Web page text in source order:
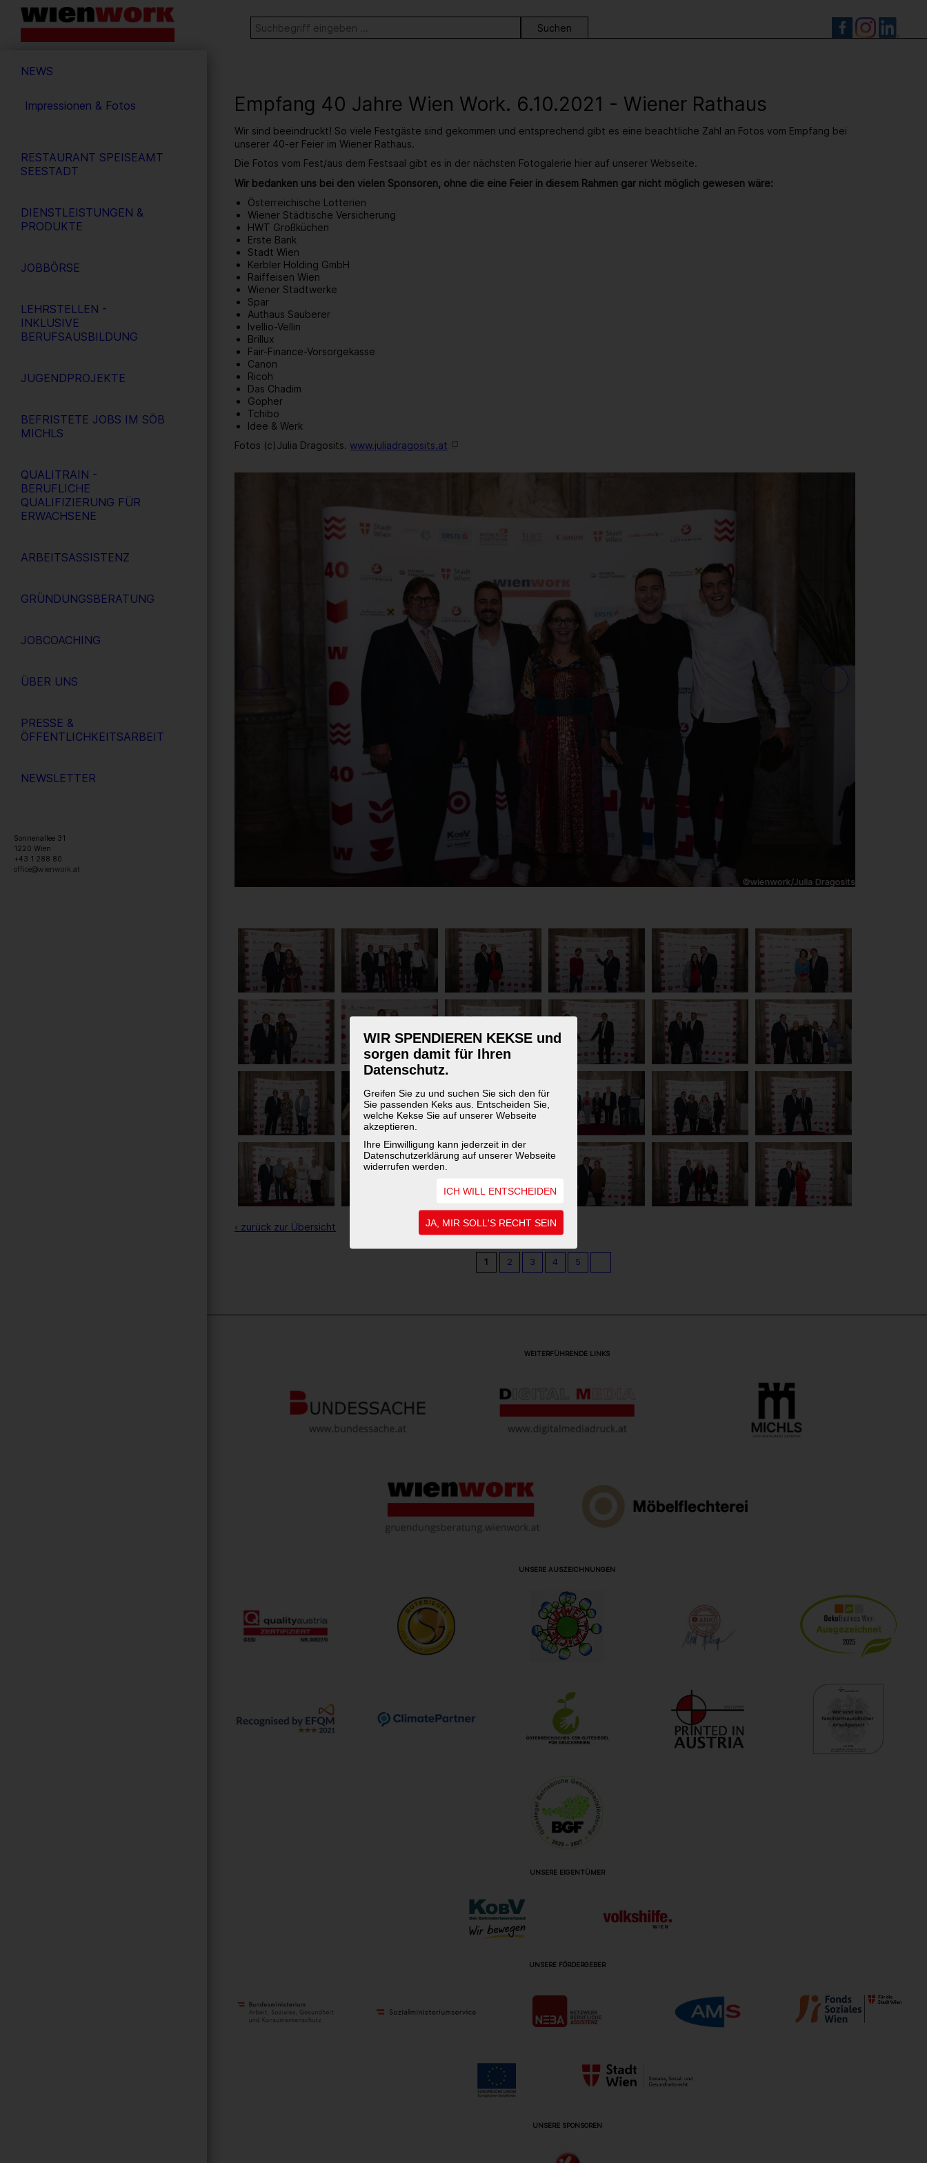
WIR SPENDIEREN KEKSE und
sorgen damit für Ihren
Datenschutz.
Greifen Sie zu und suchen Sie sich den für
Sie passenden Keks aus. Entscheiden Sie,
welche Kekse Sie auf unserer Webseite
akzeptieren.
Ihre Einwilligung kann jederzeit in der
Datenschutzerklärung auf unserer Webseite
widerrufen werden.
ICH WILL ENTSCHEIDEN
JA, MIR SOLL'S RECHT SEIN
Barrierefreie
Bedienung
Webseite
Stichwortsuche
SUCHE
NEWS
Impressionen & Fotos
RESTAURANT SPEISEAMT
SEESTADT
DIENSTLEISTUNGEN &
PRODUKTE
JOBBÖRSE
LEHRSTELLEN -
INKLUSIVE
BERUFSAUSBILDUNG
JUGENDPROJEKTE
BEFRISTETE JOBS IM SÖB
MICHLS
QUALITRAIN -
BERUFLICHE
QUALIFIZIERUNG FÜR
ERWACHSENE
ARBEITSASSISTENZ
GRÜNDUNGSBERATUNG
JOBCOACHING
ÜBER UNS
PRESSE &
ÖFFENTLICHKEITSARBEIT
NEWSLETTER
Sonnenallee 31
1220 Wien
+43 1 288 80
office@wienwork.at
Empfang 40 Jahre Wien Work. 6.10.2021 - Wiener Rathaus
Wir sind beeindruckt! So viele Festgäste sind gekommen und entsprechend gibt es eine beachtliche Zahl an Fotos vom Empfang bei
unserer 40-er Feier im Wiener Rathaus.
Die Fotos vom Fest/aus dem Festsaal gibt es in der nächsten Fotogalerie hier auf unserer Webseite.
Wir bedanken uns bei den vielen Sponsoren, ohne die eine Feier in diesem Rahmen gar nicht möglich gewesen wäre:
Österreichische Lotterien
Wiener Städtische Versicherung
HWT Großküchen
Erste Bank
Stadt Wien
Kerbler Holding GmbH
Raiffeisen Wien
Wiener Stadtwerke
Spar
Authaus Sauberer
Ivellio-Vellin
Brillux
Fair-Finance-Vorsorgekasse
Canon
Ricoh
Das Chadim
Gopher
Tchibo
Idee & Werk
Fotos (c)Julia Dragosits. www.juliadragosits.at
‹ zurück zur Übersicht
1 2 3 4 5
WEITERFÜHRENDE LINKS
UNSERE AUSZEICHNUNGEN
UNSERE EIGENTÜMER
UNSERE FÖRDERGEBER
UNSERE SPONSOREN